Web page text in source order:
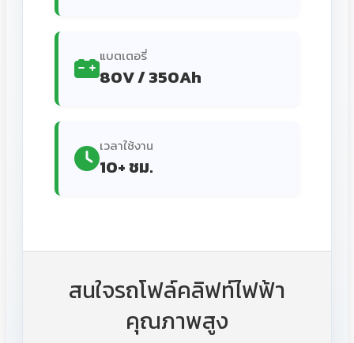
แบตเตอรี่
80V / 350Ah
เวลาใช้งาน
10+ ชม.
สนใจรถโฟล์คลิฟท์ไฟฟ้า
คุณภาพสูง